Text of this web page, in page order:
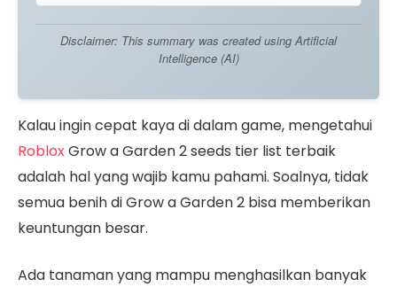
Disclaimer: This summary was created using Artificial
Intelligence (AI)
Kalau ingin cepat kaya di dalam game, mengetahui
RobloxGrow a Garden 2 seeds tier list terbaik
adalah hal yang wajib kamu pahami. Soalnya, tidak
semua benih di Grow a Garden 2 bisa memberikan
keuntungan besar.
Ada tanaman yang mampu menghasilkan banyak